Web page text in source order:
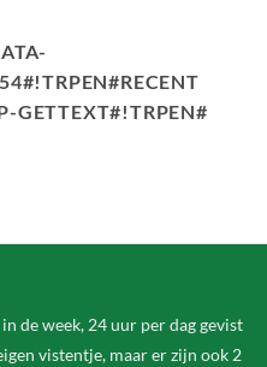
GETTEXT#!TRPEN#
de week, 24 uur per dag gevist
vistentje, maar er zijn ook 2